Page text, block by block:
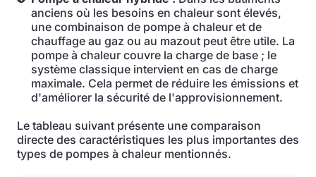
anciens où les besoins en chaleur sont élevés,
une combinaison de pompe à chaleur et de
chauffage au gaz ou au mazout peut être utile. La
pompe à chaleur couvre la charge de base ; le
système classique intervient en cas de charge
maximale. Cela permet de réduire les émissions et
d'améliorer la sécurité de l'approvisionnement.
Le tableau suivant présente une comparaison
directe des caractéristiques les plus importantes des
types de pompes à chaleur mentionnés.